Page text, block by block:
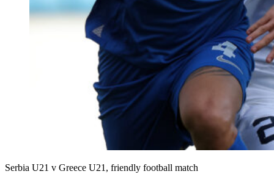
Serbia U21 v Greece U21, friendly football match